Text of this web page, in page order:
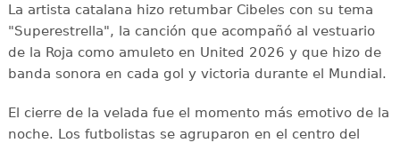
La artista catalana hizo retumbar Cibeles con su tema
"Superestrella", la canción que acompañó al vestuario
de la Roja como amuleto en United 2026 y que hizo de
banda sonora en cada gol y victoria durante el Mundial.
El cierre de la velada fue el momento más emotivo de la
noche. Los futbolistas se agruparon en el centro del